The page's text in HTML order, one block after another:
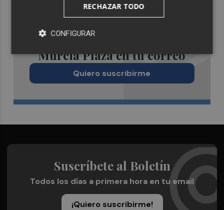
Recibe toda la actualidad de
Murcia Plaza en tu correo
Quiero suscribirme
Suscríbete al Boletín
Todos los días a primera hora en tu email
¡Quiero suscribirme!
RECHAZAR TODO
CONFIGURAR